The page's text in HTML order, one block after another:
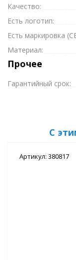
Качество:
Есть логотип:
Есть маркировка
Материал:
Прочее
Гарантийный срок:
С
Артикул: 380817